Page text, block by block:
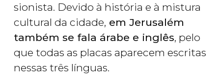
sionista. Devido à história e à mistura
cultural da cidade, em Jerusalém
também se fala árabe e inglês, pelo
que todas as placas aparecem escritas
nessas três línguas.